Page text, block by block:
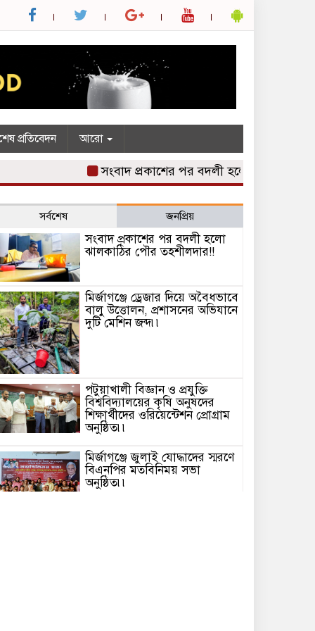
প্রতিবেদন আরো
সংবাদ প্রকাশের পর বদলী হলো ঝালকাঠির পৌর
সর্বশেষ জনপ্রিয়
সংবাদ প্রকাশের পর বদলী হলো
ঝালকাঠির পৌর তহশীলদার!!
মির্জাগঞ্জে ড্রেজার দিয়ে অবৈধভাবে
বালু উত্তোলন, প্রশাসনের অভিযানে
দুটি মেশিন জব্দ৷৷
পটুয়াখালী বিজ্ঞান ও প্রযুক্তি
বিশ্ববিদ্যালয়ের কৃষি অনুষদের
শিক্ষার্থীদের ওরিয়েন্টেশন প্রোগ্রাম
অনুষ্ঠিত৷৷
মির্জাগঞ্জে জুলাই যোদ্ধাদের স্মরণে
বিএনপির মতবিনিময় সভা
অনুষ্ঠিত৷৷